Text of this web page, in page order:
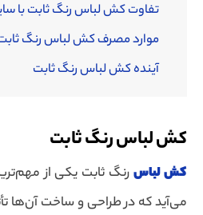
تفاوت کش لباس رنگ ثابت با
موارد مصرف کش لباس رنگ
آینده کش لباس رنگ ثابت
کش لباس رنگ ثابت
کش لباسرنگ ثابت یکی از
می‌آید که در طراحی و ساخت آن‌ها